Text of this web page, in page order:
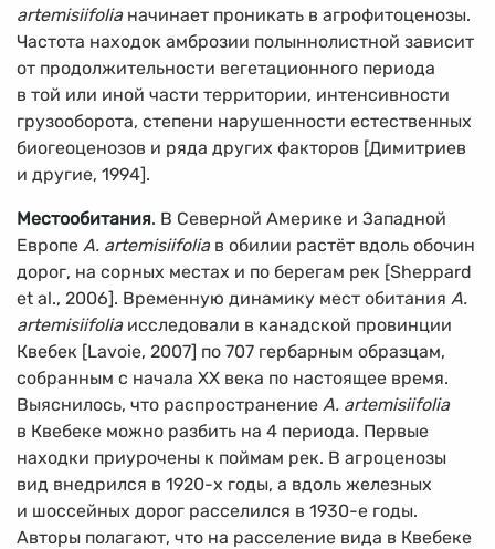
artemisiifoliaначинает проникать в агрофитоценозы.
Частота находок амброзии полыннолистной зависит
от продолжительности вегетационного периода
в той или иной части территории, интенсивности
грузооборота, степени нарушенности естественных
биогеоценозов и ряда других факторов [Димитриев
и другие, 1994].
Местообитания. В Северной Америке и Западной
Европе A. artemisiifoliaв обилии растёт вдоль обочин
дорог, на сорных местах и по берегам рек [Sheppard
et al., 2006]. Временную динамику мест обитания A.
artemisiifoliaисследовали в канадской провинции
Квебек [Lavoie, 2007] по 707 гербарным образцам,
собранным с начала XX века по настоящее время.
Выяснилось, что распространение A. artemisiifolia
в Квебеке можно разбить на 4 периода. Первые
находки приурочены к поймам рек. В агроценозы
вид внедрился в 1920-х годы, а вдоль железных
и шоссейных дорог расселился в 1930-е годы.
Авторы полагают, что на расселение вида в Квебеке